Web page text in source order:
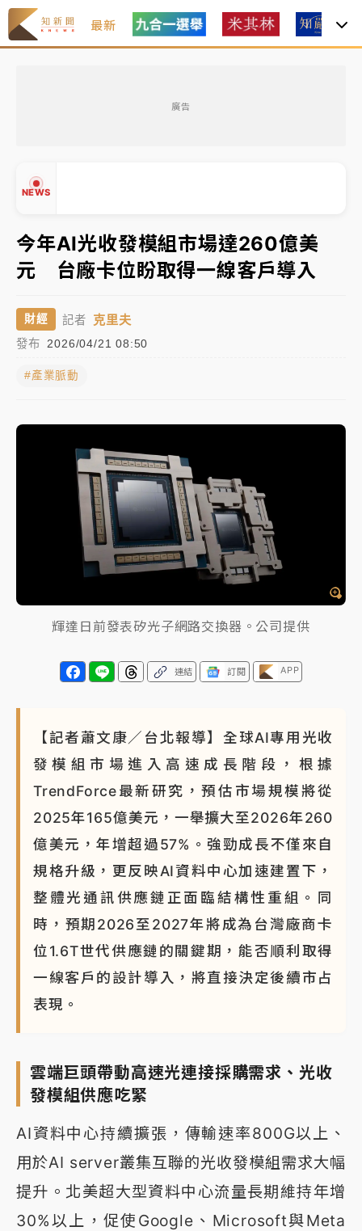
最新
廣告
NEWS
《知新聞》揭「運科計畫」人體實驗黑幕 運動部不追
究！遭監委質疑
台股處置新制明天上路 4大鬆綁一次看
周末精選｜
鎢業董座離奇命喪豪宅！檢警3方向追出前
白海豚瘦身！中部以北防劇烈降水 本周天氣展望「多
雨不穩定」
究！遭監委質疑
台股處置新制明天上路 4大鬆綁一次看
周末精選｜
鎢業董座離奇命喪豪宅！檢警3方向追出前
員工犯案 破案關鍵曝
今年AI光收發模組市場達260億美
元 台廠卡位盼取得一線客戶導入
財經 記者 克里夫
發布 2026/04/21 08:50
#產業脈動
輝達日前發表矽光子網路交換器。公司提供
連結 訂閱 APP
【記者蕭文康／台北報導】全球AI專用光收
發模組市場進入高速成長階段，根據
TrendForce最新研究，預估市場規模將從
2025年165億美元，一舉擴大至2026年260
億美元，年增超過57%。強勁成長不僅來自
規格升級，更反映AI資料中心加速建置下，
整體光通訊供應鏈正面臨結構性重組。同
時，預期2026至2027年將成為台灣廠商卡
位1.6T世代供應鏈的關鍵期，能否順利取得
一線客戶的設計導入，將直接決定後續市占
表現。
雲端巨頭帶動高速光連接採購需求、光收
發模組供應吃緊
AI資料中心持續擴張，傳輸速率800G以上、
用於AI server叢集互聯的光收發模組需求大幅
提升。北美超大型資料中心流量長期維持年增
30%以上，促使Google、Microsoft與Meta